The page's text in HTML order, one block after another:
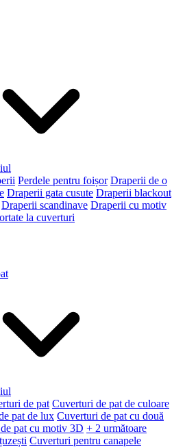
Perdele pentru foișor Draperii de o
Draperii gata cusute Draperii blackout
Draperii scandinave Draperii cu motiv
la cuverturi
de pat Cuverturi de pat de culoare
pat de lux Cuverturi de pat cu două
pat cu motiv 3D + 2 următoare
Cuverturi pentru canapele